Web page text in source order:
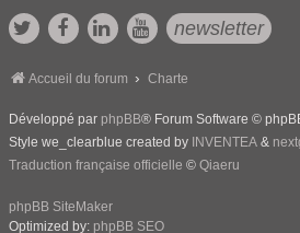
newsletter
Accueil du forum Charte
Développé par phpBB® Forum Software ©
Style we_clearblue created by INVENTEA &
Traduction française officielle © Qiaeru
phpBB SiteMaker
Optimized by: phpBB SEO